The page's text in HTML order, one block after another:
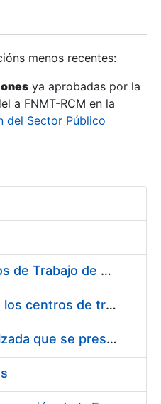
menos recentes:
ya aprobadas por la
a FNMT-RCM en la
del Sector Público
Suministro de Protectores Auditivos a medida para las personas trabajadoras de los Centros de Trabajo de Madrid y Burgos
Suministro de gafas graduadas antiproyecciones para los trabajadores de la FNMT-RCM en los centros de trabajo de Madrid y Burgos
Servicios de una empresa externa para el asesoramiento y resolución de los recursos de alzada que se presentan relacionados con procesos de selección para la FNMT-RCM